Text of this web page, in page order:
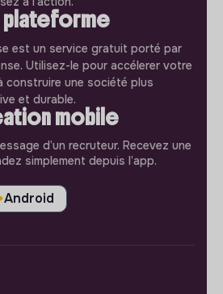
est un service gratuit porté par
Utilisez-le pour accélerer votre
une société plus
et durable.
mobile
d’un recruteur. Recevez une
simplement depuis l’app.
Android